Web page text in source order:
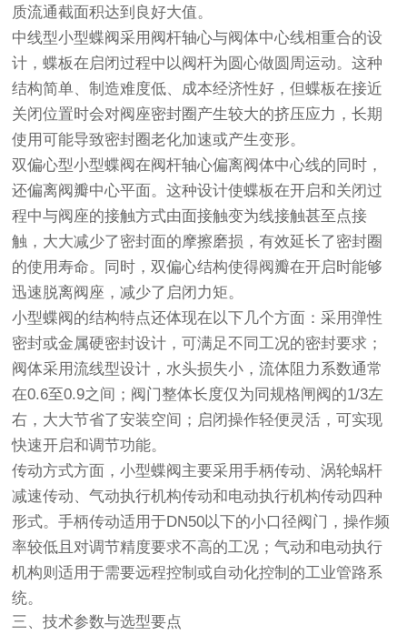
质流通截面积达到良好大值。
中线型小型蝶阀采用阀杆轴心与阀体中心线相重合的设
计，蝶板在启闭过程中以阀杆为圆心做圆周运动。这种
结构简单、制造难度低、成本经济性好，但蝶板在接近
关闭位置时会对阀座密封圈产生较大的挤压应力，长期
使用可能导致密封圈老化加速或产生变形。
双偏心型小型蝶阀在阀杆轴心偏离阀体中心线的同时，
还偏离阀瓣中心平面。这种设计使蝶板在开启和关闭过
程中与阀座的接触方式由面接触变为线接触甚至点接
触，大大减少了密封面的摩擦磨损，有效延长了密封圈
的使用寿命。同时，双偏心结构使得阀瓣在开启时能够
迅速脱离阀座，减少了启闭力矩。
小型蝶阀的结构特点还体现在以下几个方面：采用弹性
密封或金属硬密封设计，可满足不同工况的密封要求；
阀体采用流线型设计，水头损失小，流体阻力系数通常
在0.6至0.9之间；阀门整体长度仅为同规格闸阀的1/3左
右，大大节省了安装空间；启闭操作轻便灵活，可实现
快速开启和调节功能。
传动方式方面，小型蝶阀主要采用手柄传动、涡轮蜗杆
减速传动、气动执行机构传动和电动执行机构传动四种
形式。手柄传动适用于DN50以下的小口径阀门，操作频
率较低且对调节精度要求不高的工况；气动和电动执行
机构则适用于需要远程控制或自动化控制的工业管路系
统。
三、技术参数与选型要点